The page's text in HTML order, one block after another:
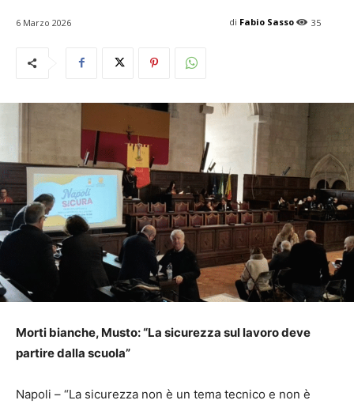
6 Marzo 2026 35
di Fabio Sasso
Morti bianche, Musto: “La sicurezza sul lavoro deve
partire dalla scuola”
Napoli – “La sicurezza non è un tema tecnico e non è